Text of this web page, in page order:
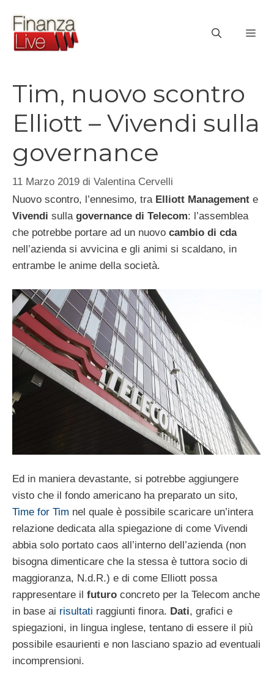
contenuto
Tim, nuovo scontro
Elliott – Vivendi sulla
governance
11 Marzo 2019 di Valentina Cervelli
Nuovo scontro, l’ennesimo, tra Elliott Management e
Vivendi sulla governance di Telecom: l’assemblea
che potrebbe portare ad un nuovo cambio di cda
nell’azienda si avvicina e gli animi si scaldano, in
entrambe le anime della società.
Ed in maniera devastante, si potrebbe aggiungere
visto che il fondo americano ha preparato un sito,
Time for Tim nel quale è possibile scaricare un’intera
relazione dedicata alla spiegazione di come Vivendi
abbia solo portato caos all’interno dell’azienda (non
bisogna dimenticare che la stessa è tuttora socio di
maggioranza, N.d.R.) e di come Elliott possa
rappresentare il futuro concreto per la Telecom anche
in base ai risultati raggiunti finora. Dati, grafici e
spiegazioni, in lingua inglese, tentano di essere il più
possibile esaurienti e non lasciano spazio ad eventuali
incomprensioni.